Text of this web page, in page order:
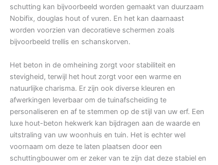
schutting kan bijvoorbeeld worden gemaakt van duurzaam
Nobifix, douglas hout of vuren. En het kan daarnaast
worden voorzien van decoratieve schermen zoals
bijvoorbeeld trellis en schanskorven.
Het beton in de omheining zorgt voor stabiliteit en
stevigheid, terwijl het hout zorgt voor een warme en
natuurlijke charisma. Er zijn ook diverse kleuren en
afwerkingen leverbaar om de tuinafscheiding te
personaliseren en af te stemmen op de stijl van uw erf. Een
luxe hout-beton hekwerk kan bijdragen aan de waarde en
uitstraling van uw woonhuis en tuin. Het is echter wel
voornaam om deze te laten plaatsen door een
schuttingbouwer om er zeker van te zijn dat deze stabiel en